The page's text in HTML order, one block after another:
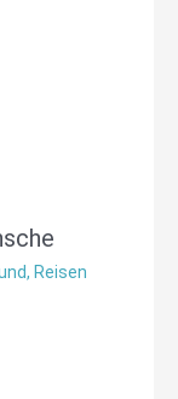
, Reisen